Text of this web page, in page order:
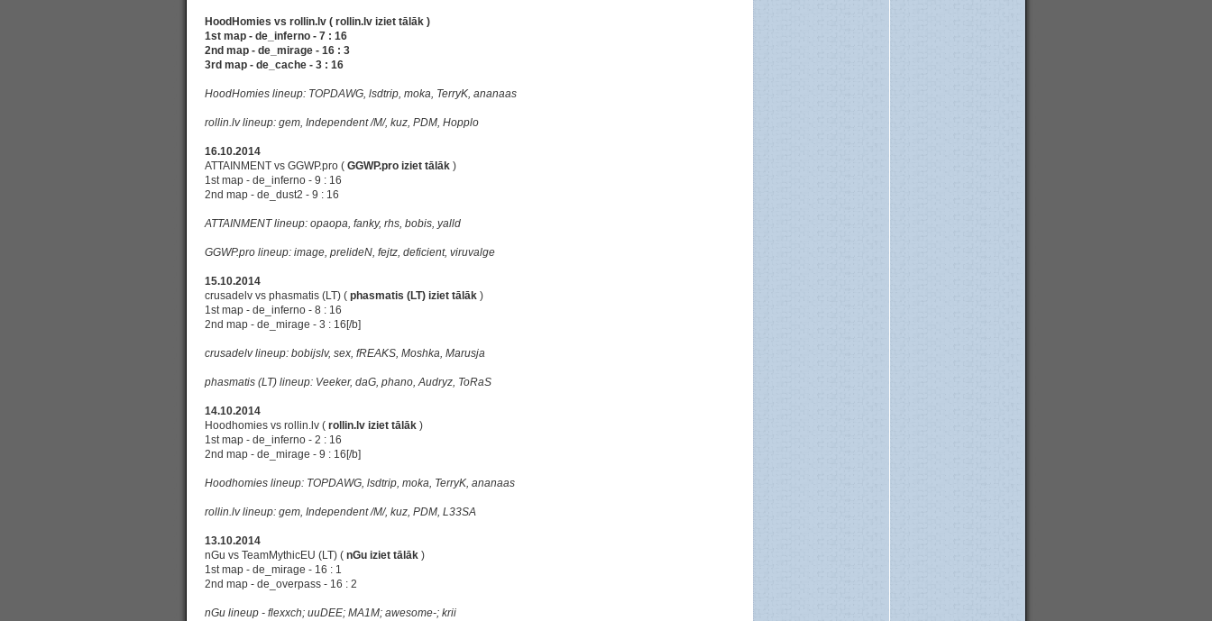
HoodHomies vs rollin.lv ( rollin.lv iziet tālāk )
1st map - de_inferno - 7 : 16
2nd map - de_mirage - 16 : 3
3rd map - de_cache - 3 : 16
HoodHomies lineup: TOPDAWG, lsdtrip, moka, TerryK, ananaas
rollin.lv lineup: gem, Independent /M/, kuz, PDM, Hopplo
16.10.2014
ATTAINMENT vs GGWP.pro ( GGWP.pro iziet tālāk )
1st map - de_inferno - 9 : 16
2nd map - de_dust2 - 9 : 16
ATTAINMENT lineup: opaopa, fanky, rhs, bobis, yalld
GGWP.pro lineup: image, prelideN, fejtz, deficient, viruvalge
15.10.2014
crusadelv vs phasmatis (LT) ( phasmatis (LT) iziet tālāk )
1st map - de_inferno - 8 : 16
2nd map - de_mirage - 3 : 16[/b]
crusadelv lineup: bobijslv, sex, fREAKS, Moshka, Marusja
phasmatis (LT) lineup: Veeker, daG, phano, Audryz, ToRaS
14.10.2014
Hoodhomies vs rollin.lv ( rollin.lv iziet tālāk )
1st map - de_inferno - 2 : 16
2nd map - de_mirage - 9 : 16[/b]
Hoodhomies lineup: TOPDAWG, lsdtrip, moka, TerryK, ananaas
rollin.lv lineup: gem, Independent /M/, kuz, PDM, L33SA
13.10.2014
nGu vs TeamMythicEU (LT) ( nGu iziet tālāk )
1st map - de_mirage - 16 : 1
2nd map - de_overpass - 16 : 2
nGu lineup - flexxch; uuDEE; MA1M; awesome-; krii